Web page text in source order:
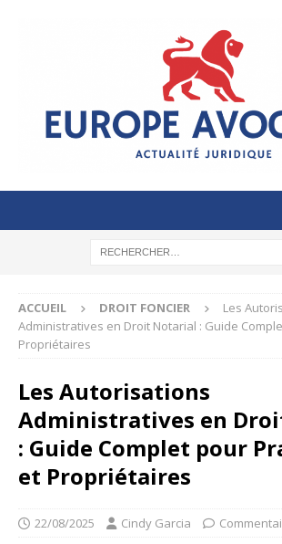
ACCUEIL DROIT FONCIER
Les
Administratives en Droit Notarial : Guide
Propriétaires
Les Autorisations
Administratives en
: Guide Complet pour
et Propriétaires
22/08/2025 Cindy Garcia